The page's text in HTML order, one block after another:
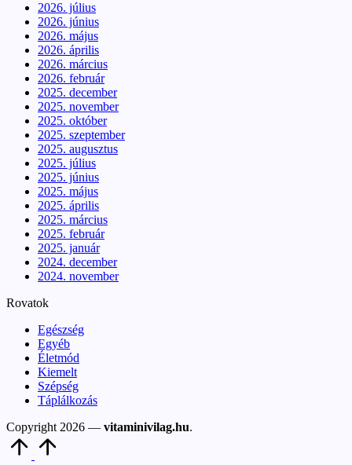
2026. július
2026. június
2026. május
2026. április
2026. március
2026. február
2025. december
2025. november
2025. október
2025. szeptember
2025. augusztus
2025. július
2025. június
2025. május
2025. április
2025. március
2025. február
2025. január
2024. december
2024. november
Rovatok
Egészség
Egyéb
Életmód
Kiemelt
Szépség
Táplálkozás
Copyright 2026 — vitaminivilag.hu.